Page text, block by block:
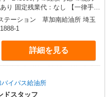
固定残業代：なし 【一律手
支払われる通勤・皆勤・家族手
に一律で支払われるその他手当
円+各種手当+残業代）+販
円（入社3年） （基本給
当+残業代＋役職手当）+販売報
テーション 草加南給油所 埼玉
1
詳細を見る
イパス給油所
ドスタッフ